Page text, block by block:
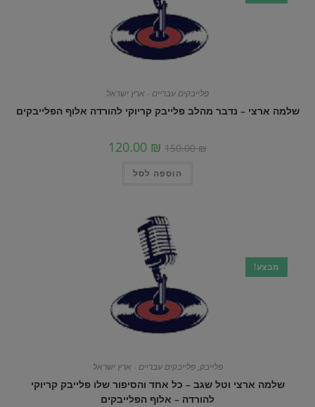
פלייבקים עבריים - ארץ ישראל
שלמה ארצי – נדבר מהלב פלייבק קריוקי להורדה אלוף הפלייבקים
150.00₪
120.00 ₪
הוספה לסל
מבצע!
פלייבק,פלייבקים עבריים - ארץ ישראל
שלמה ארצי וטל שגב – כל אחד והסיפור שלו פלייבק קריוקי
להורדה – אלוף הפלייבקים